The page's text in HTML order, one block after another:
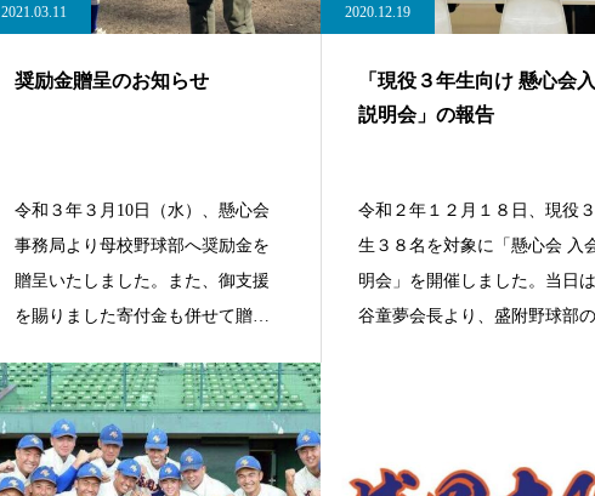
2021.03.11
奨励金贈呈のお知らせ
令和３年３月10日（水）、懸心会
事務局より母校野球部へ奨励金を
贈呈いたしました。また、御支援
を賜りました寄付金も併せて贈呈
2020.12.19
「現役３年生向け 懸心会
説明会」の報告
令和２年１２月１８日、現役
生３８名を対象に「懸心会 入
明会」を開催しました。当日
谷童夢会長より、盛附野球部